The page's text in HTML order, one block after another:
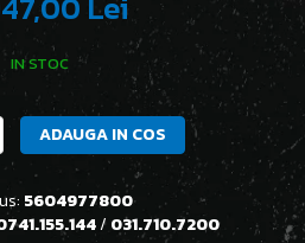
IN STOC
ADAUGA IN COS
5604977800
/ 031.710.7200